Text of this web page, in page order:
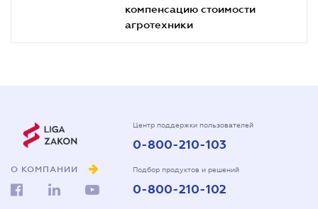
компенсацию стоимости
агротехники
О КОМПАНИИ
Центр поддержки пользователей
0-800-210-103
Подбор продуктов и решений
0-800-210-102